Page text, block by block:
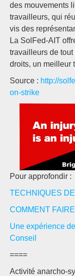
des mouvements
travailleurs, qui
vis des
La SolFed-AIT
travailleurs de
droits, un meilleur
Source : http://
on-strike
Pour approfondir :
TECHNIQUES
COMMENT
Une expérience
Conseil
====
Activité anarcho-